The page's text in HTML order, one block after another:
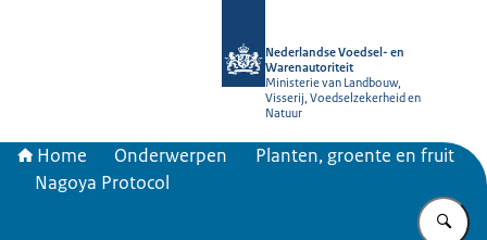
Nederlandse Voedsel- en
Warenautoriteit
Ministerie van Landbouw,
Visserij, Voedselzekerheid en
Natuur
Home Onderwerpen
Planten, groente en fruit
Nagoya Protocol